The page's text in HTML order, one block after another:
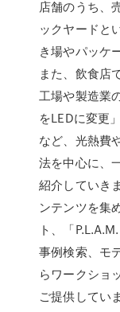
店舗のうち、
ックヤードと
き場やパッケ
また、飲食店
工場や製造業
をLEDに変更
など、光熱費
法を中心に、
紹介していき
ンテンツを集
ト、「
事例検索、モ
らワークショ
ご提供してい